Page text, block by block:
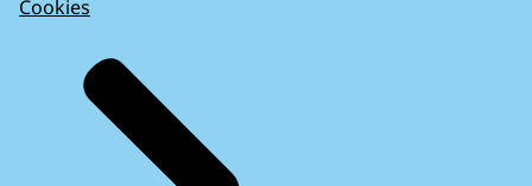
Cookies